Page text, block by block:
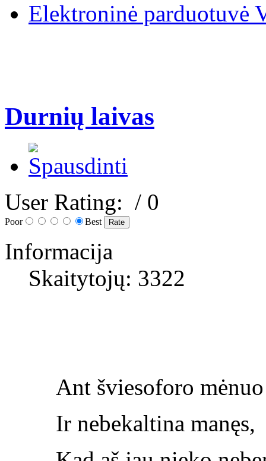
Elektroninė parduotuvė
Durnių laivas
User Rating: / 0
Poor Best
Informacija
Skaitytojų: 3322
Ant šviesoforo
Ir nebekaltina manęs,